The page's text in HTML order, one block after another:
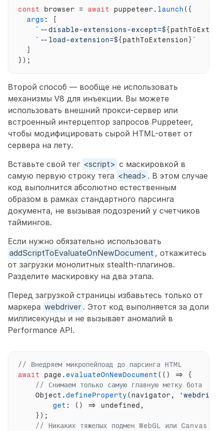
const browser = await puppeteer . launch ( {
args :
[
`--disable-extensions-except=${
`--load-extension=${ pathToExtension} `
]
} ) ;
Второй способ — вообще не использовать
механизмы V8 для инъекции. Вы можете
использовать внешний прокси-сервер или
встроенный интерцептор запросов Puppeteer,
чтобы модифицировать сырой HTML-ответ от
сервера на лету.
Вставьте свой тег <script> с маскировкой в
самую первую строку тега <head> . В этом случае
код выполнится абсолютно естественным
образом в рамках стандартного парсинга
документа, не вызывая подозрений у счетчиков
таймингов.
addScriptToEvaluateOnNewDocument , откажитесь
от загрузки монолитных stealth-плагинов.
Разделите маскировку на два этапа.
Перед загрузкой страницы избавьтесь только от
маркера webdriver . Этот код выполняется за доли
миллисекунды и не вызывает аномалий в
Performance API.
// Внедряем микропейлоад до парсинга HTML
await
page . evaluateOnNewDocument ( ( ) =>
{
// Снимаем только самую главную метку бота
Object . defineProperty ( navigator ,
get : ( ) => undefined ,
} ) ;
// Никаких тяжелых подмен WebGL или Canvas